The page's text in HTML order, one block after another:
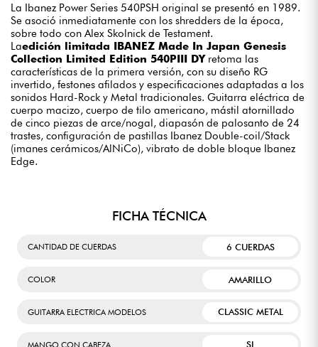
La Ibanez Power Series 540PSH original se presentó en 1989.
Se asoció inmediatamente con los shredders de la época,
sobre todo con Alex Skolnick de Testament.
Laedición limitada IBANEZ Made In Japan Genesis
Collection Limited Edition 540PIII DYretoma las
características de la primera versión, con su diseño RG
invertido, festones afilados y especificaciones adaptadas a los
sonidos Hard-Rock y Metal tradicionales. Guitarra eléctrica de
cuerpo macizo, cuerpo de tilo americano, mástil atornillado
de cinco piezas de arce/nogal, diapasón de palosanto de 24
trastes, configuración de pastillas Ibanez Double-coil/Stack
(imanes cerámicos/AlNiCo), vibrato de doble bloque Ibanez
Edge.
FICHA TÉCNICA
CANTIDAD DE CUERDAS 6 CUERDAS
COLOR AMARILLO
GUITARRA ELECTRICA MODELOS CLASSIC METAL
MANGO CON CABEZA SI